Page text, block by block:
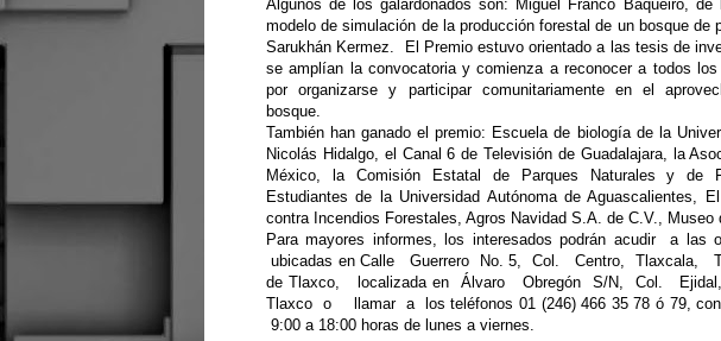
Algunos de los galardonados son: Miguel Franco Baqueiro,
modelo de simulación de la producción forestal de un bosque de
Sarukhán Kermez. El Premio estuvo orientado a las tesis de
se amplían la convocatoria y comienza a reconocer a todos
por organizarse y participar comunitariamente en el
bosque.
También han ganado el premio: Escuela de biología de la
Nicolás Hidalgo, el Canal 6 de Televisión de Guadalajara, la
México, la Comisión Estatal de Parques Naturales y de
Estudiantes de la Universidad Autónoma de Aguascalientes,
contra Incendios Forestales, Agros Navidad S.A. de C.V., Museo
Para mayores informes, los interesados podrán acudir a las
ubicadas en Calle Guerrero No. 5, Col. Centro, Tlaxcala,
de Tlaxco, localizada en Álvaro Obregón S/N, Col.
Tlaxco o llamar a los teléfonos 01 (246) 466 35 78 ó 79, con
9:00 a 18:00 horas de lunes a viernes.